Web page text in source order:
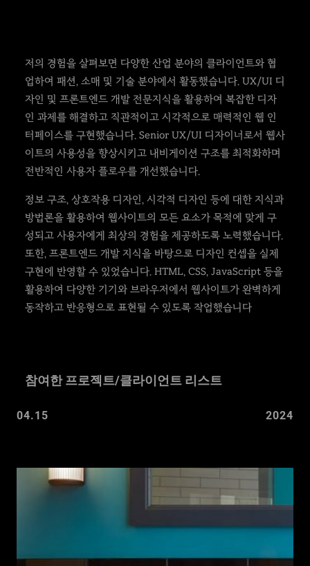
저의 경험을 살펴보면 다양한 산업 분야의 클라이언트와 협
업하여 패션, 소매 및 기술 분야에서 활동했습니다. UX/UI 디
자인 및 프론트엔드 개발 전문지식을 활용하여 복잡한 디자
인 과제를 해결하고 직관적이고 시각적으로 매력적인 웹 인
터페이스를 구현했습니다. Senior UX/UI 디자이너로서 웹사
이트의 사용성을 향상시키고 내비게이션 구조를 최적화하며
전반적인 사용자 플로우를 개선했습니다.
정보 구조, 상호작용 디자인, 시각적 디자인 등에 대한 지식과
방법론을 활용하여 웹사이트의 모든 요소가 목적에 맞게 구
성되고 사용자에게 최상의 경험을 제공하도록 노력했습니다.
또한, 프론트엔드 개발 지식을 바탕으로 디자인 컨셉을 실제
구현에 반영할 수 있었습니다. HTML, CSS, JavaScript 등을
활용하여 다양한 기기와 브라우저에서 웹사이트가 완벽하게
동작하고 반응형으로 표현될 수 있도록 작업했습니다
참여한 프로젝트/클라이언트 리스트
04.15 2024